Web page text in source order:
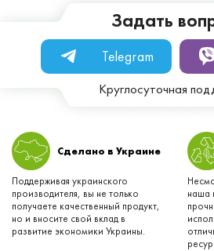
Задать
Telegram
Круглосуточная
Сделано в Украине
Поддерживая украинского
производителя, вы не только
получаете качественный продукт,
но и вносите свой вклад в
развитие экономики Украины.
наша